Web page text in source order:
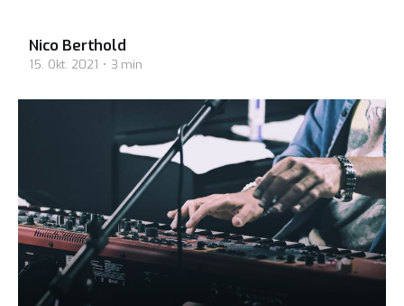
Nico Berthold
15. Okt. 2021 3 min